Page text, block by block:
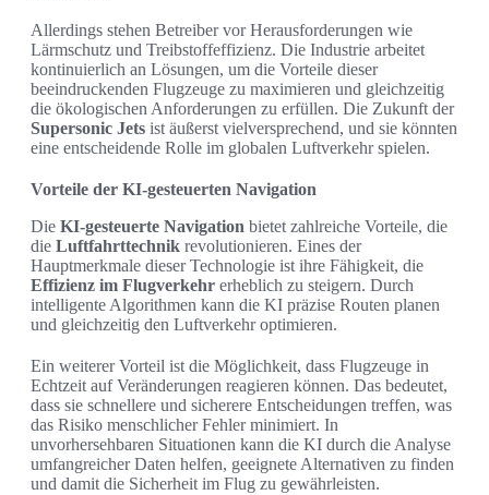
Allerdings stehen Betreiber vor Herausforderungen wie
Lärmschutz und Treibstoffeffizienz. Die Industrie arbeitet
kontinuierlich an Lösungen, um die Vorteile dieser
beeindruckenden Flugzeuge zu maximieren und gleichzeitig
die ökologischen Anforderungen zu erfüllen. Die Zukunft der
Supersonic Jets ist äußerst vielversprechend, und sie könnten
eine entscheidende Rolle im globalen Luftverkehr spielen.
Vorteile der KI-gesteuerten Navigation
Die KI-gesteuerte Navigation bietet zahlreiche Vorteile, die
die Luftfahrttechnik revolutionieren. Eines der
Hauptmerkmale dieser Technologie ist ihre Fähigkeit, die
Effizienz im Flugverkehr erheblich zu steigern. Durch
intelligente Algorithmen kann die KI präzise Routen planen
und gleichzeitig den Luftverkehr optimieren.
Ein weiterer Vorteil ist die Möglichkeit, dass Flugzeuge in
Echtzeit auf Veränderungen reagieren können. Das bedeutet,
dass sie schnellere und sicherere Entscheidungen treffen, was
das Risiko menschlicher Fehler minimiert. In
unvorhersehbaren Situationen kann die KI durch die Analyse
umfangreicher Daten helfen, geeignete Alternativen zu finden
und damit die Sicherheit im Flug zu gewährleisten.